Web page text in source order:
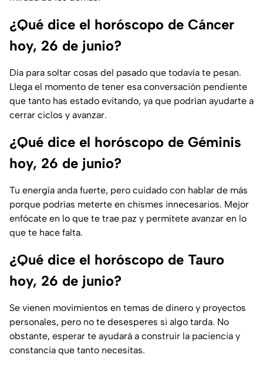
¿Qué dice el horóscopo de Cáncer
hoy, 26 de junio?
Día para soltar cosas del pasado que todavía te pesan.
Llega el momento de tener esa conversación pendiente
que tanto has estado evitando, ya que podrían ayudarte a
cerrar ciclos y avanzar.
¿Qué dice el horóscopo de Géminis
hoy, 26 de junio?
Tu energía anda fuerte, pero cuidado con hablar de más
porque podrías meterte en chismes innecesarios. Mejor
enfócate en lo que te trae paz y permítete avanzar en lo
que te hace falta.
¿Qué dice el horóscopo de Tauro
hoy, 26 de junio?
Se vienen movimientos en temas de dinero y proyectos
personales, pero no te desesperes si algo tarda. No
obstante, esperar te ayudará a construir la paciencia y
constancia que tanto necesitas.